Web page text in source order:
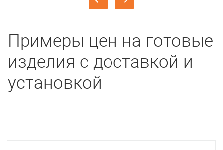
Примеры цен на готовые
изделия с доставкой и
установкой